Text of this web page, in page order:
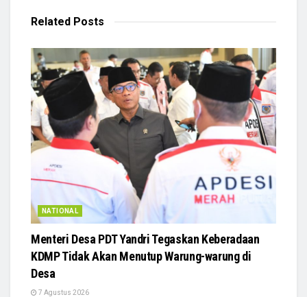
Related Posts
NATIONAL
Menteri Desa PDT Yandri Tegaskan Keberadaan
KDMP Tidak Akan Menutup Warung-warung di
Desa
7 Agustus 2026